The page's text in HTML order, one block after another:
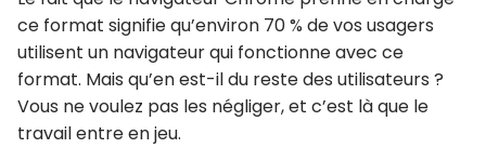
ce format signifie qu’environ 70 % de vos usagers
utilisent un navigateur qui fonctionne avec ce
format. Mais qu’en est-il du reste des utilisateurs ?
Vous ne voulez pas les négliger, et c’est là que le
travail entre en jeu.